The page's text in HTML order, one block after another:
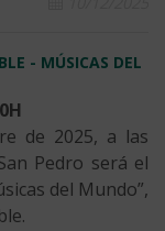
- MÚSICAS DEL
de 2025, a las
Pedro será el
del Mundo”,